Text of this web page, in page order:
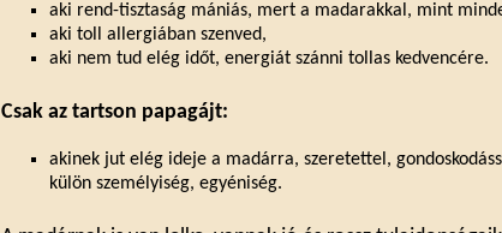
aki rend-tisztaság mániás, mert a madarakkal, mint
aki toll allergiában szenved,
aki nem tud elég időt, energiát szánni tollas kedvencére.
Csak az tartson papagájt:
akinek jut elég ideje a madárra, szeretettel,
külön személyiség, egyéniség.